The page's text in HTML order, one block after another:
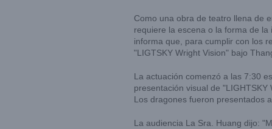
Como una obra de teatro llena de
requiere la escena o la forma de
informa que, para cumplir con los
"LIGTSKY Wright Vision" bajo
La actuación comenzó a las 7:30
presentación visual de
Los dragones fueron presentados
La audiencia La Sra. Huang dijo: